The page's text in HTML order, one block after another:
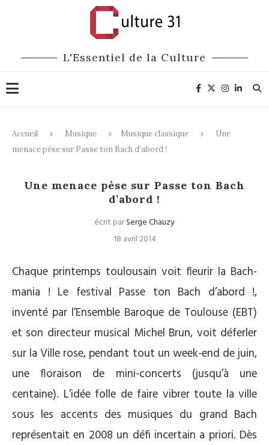
L'Essentiel de la Culture
Accueil Musique Musique classique
Une
menace pèse sur Passe ton Bach d’abord !
Musique classique
Une menace pèse sur Passe ton Bach
d’abord !
écrit parSerge Chauzy
18 avril 2014
Chaque printemps toulousain voit fleurir la Bach-
mania ! Le festival Passe ton Bach d’abord !,
inventé par l’Ensemble Baroque de Toulouse (EBT)
et son directeur musical Michel Brun, voit déferler
sur la Ville rose, pendant tout un week-end de juin,
une floraison de mini-concerts (jusqu’à une
centaine). L’idée folle de faire vibrer toute la ville
sous les accents des musiques du grand Bach
représentait en 2008 un défi incertain a priori. Dès